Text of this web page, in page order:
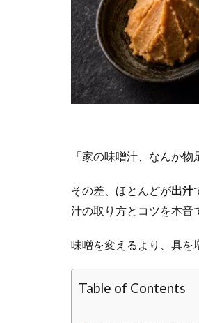
「家の味噌汁、なんか
その差、ほとんどが出汁
汁の取り方とコツを本音
味噌を変えるより、具を
Table of Contents